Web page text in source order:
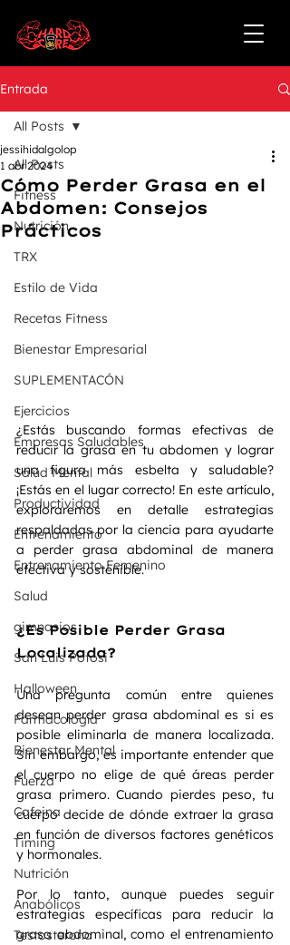
Entrada
All Posts
Fitness
Nutrición
TRX
Estilo de Vida
Recetas Fitness
Bienestar Empresarial
SUPLEMENTACÓN
Ejercicios
Empresas Saludables
Salud Mental
Productividad
Entrenamiento
Entrenamiento Femenino
Salud
gimnasios
San Luis Potosi
Halloween
Farmacología
Bienestar Mental
Fuerza
Cafeina
Timing
Nutrición
Anabólicos
Testosterona
All Posts
Cómo Perder Grasa en el
Abdomen: Consejos
Prácticos
jessihidalgolop
1 abr 2024
¿Estás buscando formas efectivas de
reducir la grasa en tu abdomen y lograr
una figura más esbelta y saludable?
¡Estás en el lugar correcto! En este artículo,
exploraremos en detalle estrategias
respaldadas por la ciencia para ayudarte
a perder grasa abdominal de manera
efectiva y sostenible.
¿Es Posible Perder Grasa
Localizada?
Una pregunta común entre quienes
desean perder grasa abdominal es si es
posible eliminarla de manera localizada.
Sin embargo, es importante entender que
el cuerpo no elige de qué áreas perder
grasa primero. Cuando pierdes peso, tu
cuerpo decide de dónde extraer la grasa
en función de diversos factores genéticos
y hormonales.
Por lo tanto, aunque puedes seguir
estrategias específicas para reducir la
grasa abdominal, como el entrenamiento